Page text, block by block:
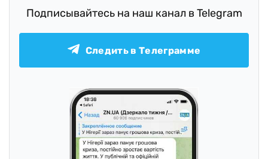
Подписывайтесь на наш канал в Telegram
Следить в Телеграмме